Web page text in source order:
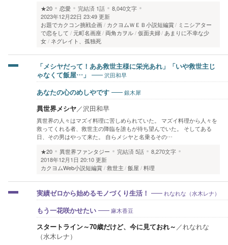
★20
恋愛 完結済 1話
8,040文字
2023年12月22日 23:49 更新
お題でカクコン挑戦企画
カクヨムＷＥＢ小説短編賞
ミニシアター
で恋をして
元町名画座 両角カヲル 仮面夫婦 あまりに不幸な少
女
ネグレイト、孤独死
「メシヤだって！ああ救世主様に栄光あれ」「いや救世主じ
ゃなくて飯屋…」
沢田和早
あなたの心のめしやです 銀木犀
異世界メシヤ／沢田和早
異世界の人々はマズイ料理に苦しめられていた。 マズイ料理から人々を
救ってくれる者、救世主の降臨を誰もが待ち望んでいた。 そしてある
日、その男はやって来た。 自らメシヤと名乗るその…
★20
異世界ファンタジー 完結済5話
8,270文字
2018年12月1日 20:10 更新
カクヨムWeb小説短編賞 救世主 飯屋 料理
実績ゼロから始めるモノづくり生活！ れなれな（水木レナ）
もう一花咲かせたい 麻木香豆
スタートライン～70歳だけど、今に見ておれ～ ／れなれな
（水木レナ）